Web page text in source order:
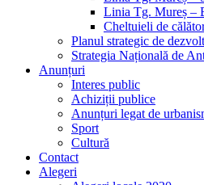
Linia Tg. Mureș –
Cheltuieli de
Planul strategic de
Strategia Națională de
Anunțuri
Interes public
Achiziții publice
Anunțuri legat de
Sport
Cultură
Contact
Alegeri